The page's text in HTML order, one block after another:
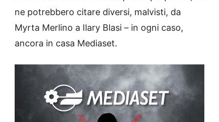
ne potrebbero citare diversi, malvisti, da
Myrta Merlino a Ilary Blasi – in ogni caso,
ancora in casa Mediaset.